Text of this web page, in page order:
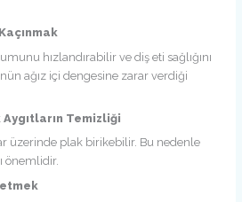
hızlandırabilir ve diş eti sağlığını
ağız içi dengesine zarar verdiği
Temizliği
üzerinde plak birikebilir. Bu nedenle
önemlidir.